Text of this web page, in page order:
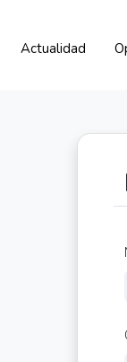
Actualidad